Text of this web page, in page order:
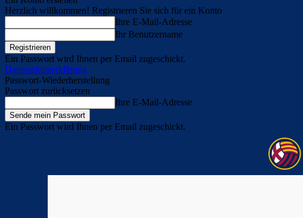
Herzlich willkommen! Registrieren Sie sich für ein Konto
Ihre E-Mail-Adresse
Ihr Benutzername
Ein Passwort wird Ihnen per Email zugeschickt.
Datenschutzerklärung
Passwort-Wiederherstellung
Passwort zurücksetzen
Ihre E-Mail-Adresse
Ein Passwort wird Ihnen per Email zugeschickt.